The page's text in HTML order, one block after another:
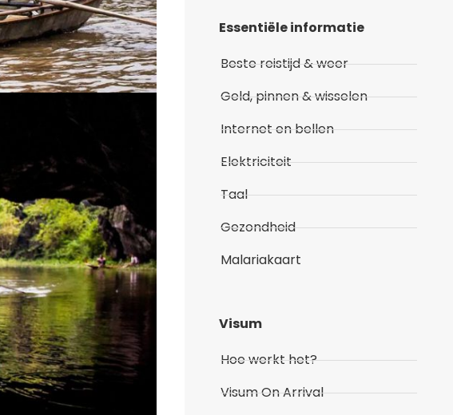
Essentiële informatie
Beste reistijd & weer
Geld, pinnen & wisselen
Internet en bellen
Elektriciteit
Taal
Gezondheid
Malariakaart
Visum
Hoe werkt het?
Visum On Arrival